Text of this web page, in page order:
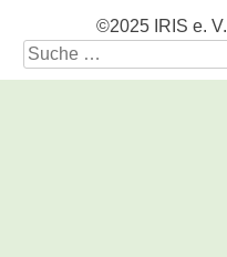
©2025 IRIS e. V.
Suche
nach: